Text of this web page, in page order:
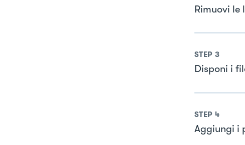
Rimuovi le
STEP 3
Disponi i
STEP 4
Aggiungi i